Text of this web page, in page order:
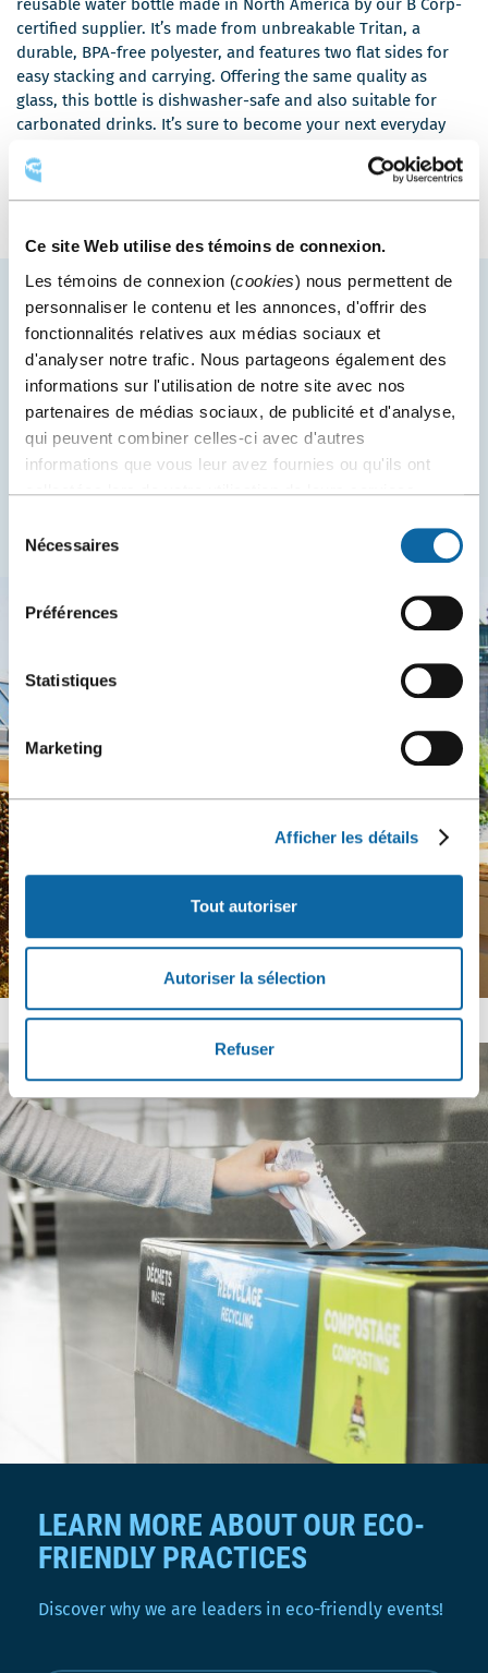
Ce site Web utilise des témoins de connexion.
Les témoins de connexion (cookies) nous permettent de
personnaliser le contenu et les annonces, d'offrir des
fonctionnalités relatives aux médias sociaux et
d'analyser notre trafic. Nous partageons également des
informations sur l'utilisation de notre site avec nos
partenaires de médias sociaux, de publicité et d'analyse,
qui peuvent combiner celles-ci avec d'autres
informations que vous leur avez fournies ou qu'ils ont
collectées lors de votre utilisation de leurs services.
Nécessaires
Préférences
Statistiques
Marketing
Afficher les détails
Tout autoriser
Autoriser la sélection
Refuser
reusable water bottle made in North America by our B Corp-
certified supplier. It’s made from unbreakable Tritan, a
durable, BPA-free polyester, and features two flat sides for
easy stacking and carrying. Offering the same quality as
glass, this bottle is dishwasher-safe and also suitable for
carbonated drinks. It’s sure to become your next everyday
APPRENEZ-EN PLUS SUR NOS
PRATIQUES ÉCORESPONSABLES
Découvrez pourquoi nous sommes des leaders en
écoresponsabilité événementielle!
LEARN MORE ABOUT OUR ECO-
FRIENDLY PRACTICES
Discover why we are leaders in eco-friendly events!